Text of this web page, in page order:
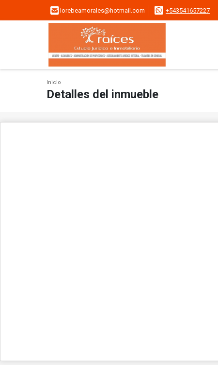
lorebeamorales@hotmail.com +543541657227
Inicio
Detalles del inmueble